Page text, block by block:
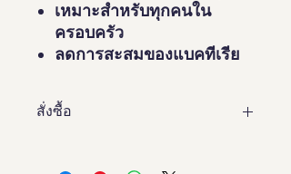
เหมาะสำหรับทุกคนใน
ครอบครัว
ลดการสะสมของแบคทีเรีย
สั่งซื้อ